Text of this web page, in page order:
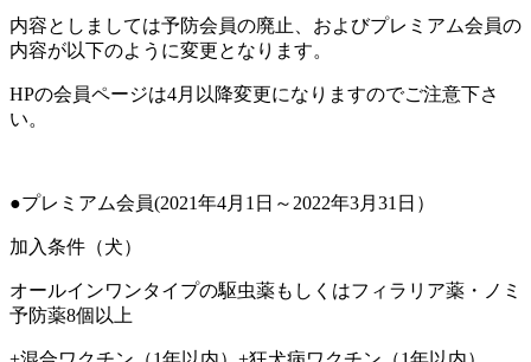
内容としましては予防会員の廃止、およびプレミアム会員の
内容が以下のように変更となります。
HPの会員ページは4月以降変更になりますのでご注意下さ
い。
●プレミアム会員(2021年4月1日～2022年3月31日）
加入条件（犬）
オールインワンタイプの駆虫薬もしくはフィラリア薬・ノミ
予防薬8個以上